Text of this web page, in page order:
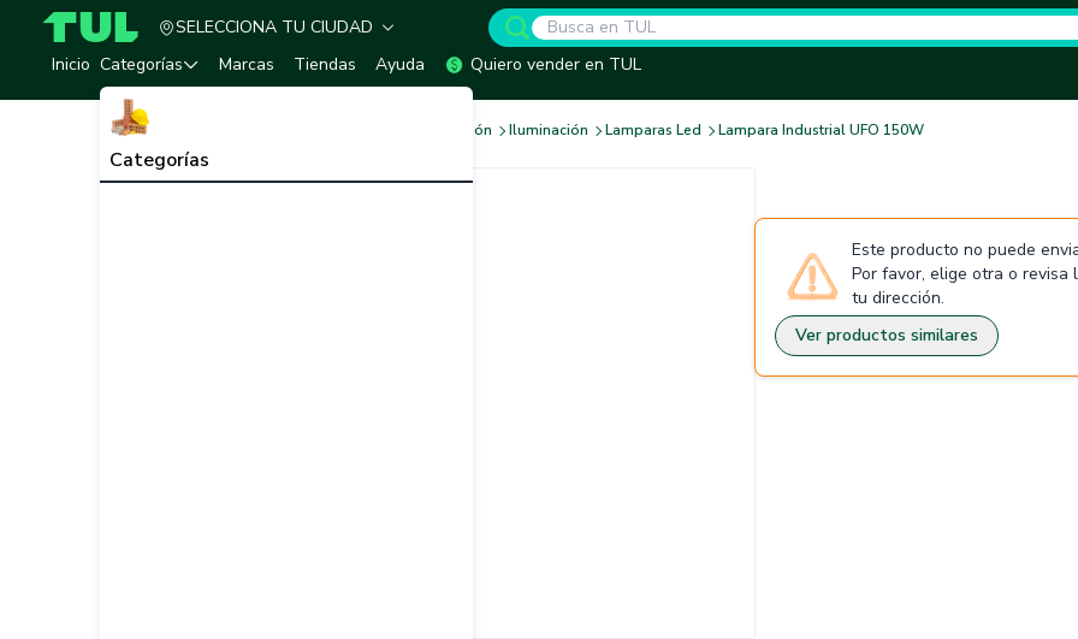
TUL - Tu Marketplace de Construcción
SELECCIONA TU CIUDAD
Inicio Categorías
Categorías
Marcas Tiendas Ayuda Quiero vender en TUL
Sistema Eléctrico e Iluminación Iluminación Lamparas Led Lampara Industrial UFO 150W
Este producto no puede
Por favor, elige otra o revisa
tu dirección.
Ver productos similares